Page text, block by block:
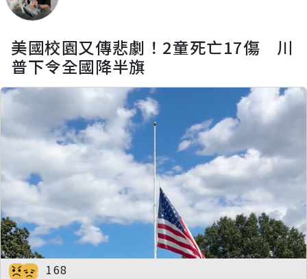
美國校園又傳悲劇！2童死亡17傷 川
普下令全國降半旗
168